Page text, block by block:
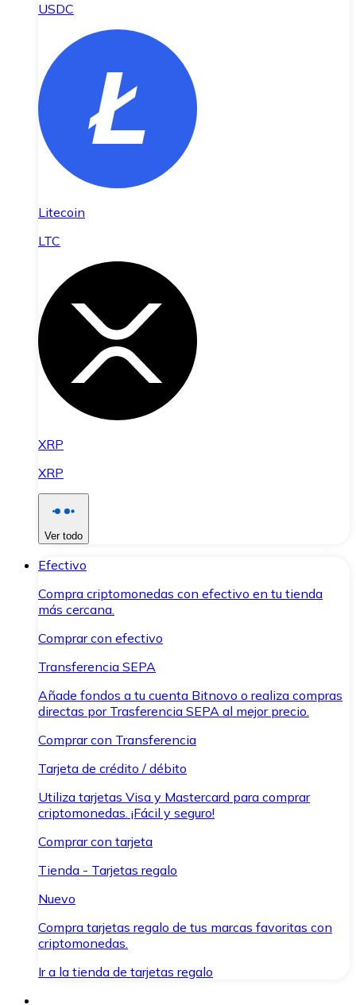
USDC
Litecoin
LTC
XRP
XRP
Ver todo
Efectivo
Compra criptomonedas con efectivo en tu tienda
más cercana.
Comprar con efectivo
Transferencia SEPA
Añade fondos a tu cuenta Bitnovo o realiza compras
directas por Trasferencia SEPA al mejor precio.
Comprar con Transferencia
Tarjeta de crédito / débito
Utiliza tarjetas Visa y Mastercard para comprar
criptomonedas. ¡Fácil y seguro!
Comprar con tarjeta
Tienda - Tarjetas regalo
Nuevo
Compra tarjetas regalo de tus marcas favoritas con
criptomonedas.
Ir a la tienda de tarjetas regalo